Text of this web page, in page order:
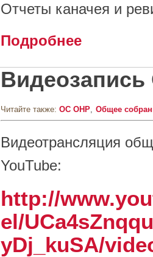
Отчеты каначея и
Подробнее
Читайте также: ОС ОНР Общее
Видеотрансляция
YouTube:
http://
el/
yDj_kuSA/